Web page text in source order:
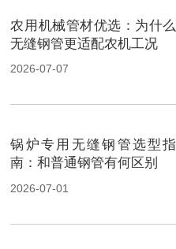
农用机械管材优选：为什么
无缝钢管更适配农机工况
2026-07-07
锅炉专用无缝钢管选型指
南：和普通钢管有何区别
2026-07-01